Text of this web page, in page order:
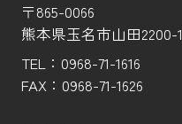
〒865-0066
熊本県玉名市山田2200-1
TEL： 0968-71-1616
FAX： 0968-71-1626